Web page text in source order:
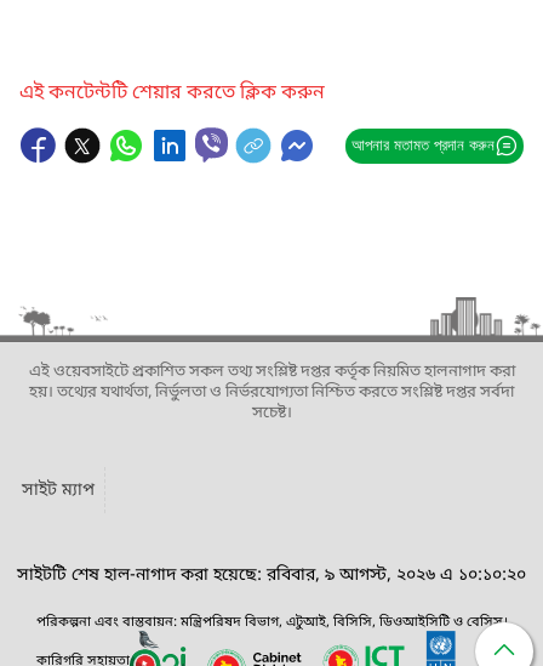
এই কনটেন্টটি শেয়ার করতে ক্লিক করুন
আপনার মতামত প্রদান করুন
এই ওয়েবসাইটে প্রকাশিত সকল তথ্য সংশ্লিষ্ট দপ্তর কর্তৃক নিয়মিত হালনাগাদ করা
হয়। তথ্যের যথার্থতা, নির্ভুলতা ও নির্ভরযোগ্যতা নিশ্চিত করতে সংশ্লিষ্ট দপ্তর সর্বদা
সচেষ্ট।
সাইট ম্যাপ
সাইটটি শেষ হাল-নাগাদ করা হয়েছে: রবিবার, ৯ আগস্ট, ২০২৬ এ ১০:১০:২০
পরিকল্পনা এবং বাস্তবায়ন: মন্ত্রিপরিষদ বিভাগ, এটুআই, বিসিসি, ডিওআইসিটি ও বেসিস।
কারিগরি সহায়তা